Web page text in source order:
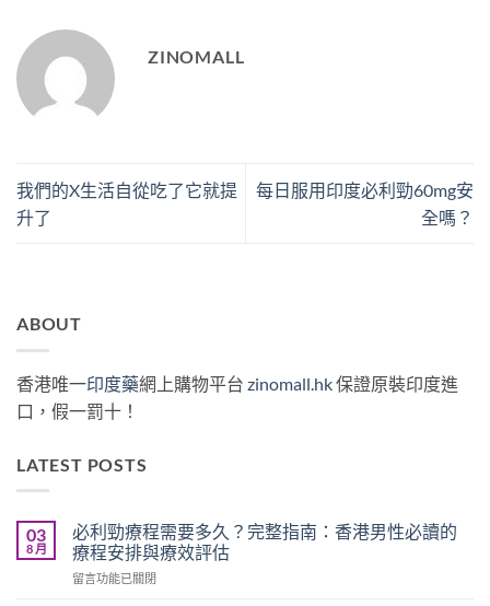
ZINOMALL
我們的X生活自從吃了它就提
升了
每日服用印度必利勁60mg安
全嗎？
ABOUT
香港唯一印度藥網上購物平台 zinomall.hk保證原裝印度進
口，假一罰十！
LATEST POSTS
03
8 月
必利勁療程需要多久？完整指南：香港男性必讀的
療程安排與療效評估
在
留言功能已關閉